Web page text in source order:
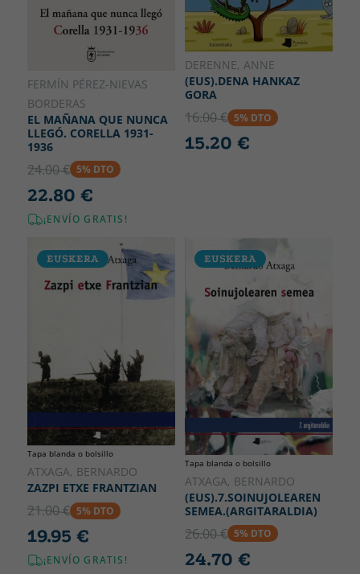
FERMÍN PÉREZ-NIEVAS
BORDERAS
EL MAÑANA QUE NUNCA
LLEGÓ. CORELLA 1931-
1936
24.00 € 5% DTO
22.80 €
¡ENVÍO GRATIS!
DERENNE, ANNE
(EUS).DENA HANKAZ
GORA
16.00 € 5% DTO
15.20 €
EUSKERA
Tapa blanda o bolsillo
ATXAGA, BERNARDO
ZAZPI ETXE FRANTZIAN
21.00 € 5% DTO
19.95 €
¡ENVÍO GRATIS!
EUSKERA
Tapa blanda o bolsillo
ATXAGA, BERNARDO
(EUS).7.SOINUJOLEAREN
SEMEA.(ARGITARALDIA)
26.00 € 5% DTO
24.70 €